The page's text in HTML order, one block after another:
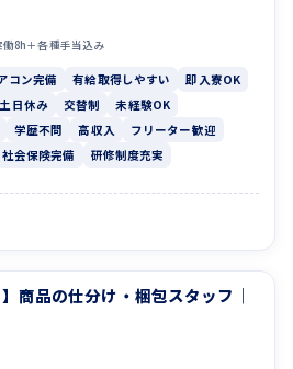
8h＋各種手当込み
コン完備 有給取得しやすい
即入寮OK
土日休み 交替制
未経験OK
学歴不問 高収入
フリーター歓迎
社会保険完備
研修制度充実
商品の仕分け・梱包スタッフ｜